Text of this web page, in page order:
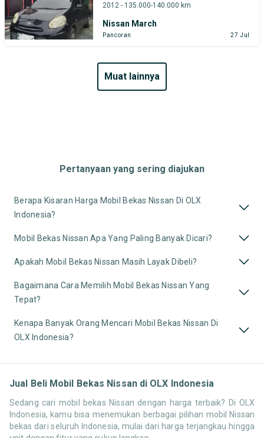
2012 - 135.000-140.000 km
Nissan March
Pancoran 27 Jul
muat lainnya
Pertanyaan yang sering diajukan
Berapa Kisaran Harga Mobil Bekas Nissan Di OLX
Indonesia?
Mobil Bekas Nissan Apa Yang Paling Banyak Dicari?
Apakah Mobil Bekas Nissan Masih Layak Dibeli?
Bagaimana Cara Memilih Mobil Bekas Nissan Yang
Tepat?
Kenapa Banyak Orang Mencari Mobil Bekas Nissan Di
OLX Indonesia?
Jual Beli Mobil Bekas Nissan di OLX Indonesia
Sedang cari mobil bekas Nissan dengan harga terbaik? Di OLX
Indonesia, kamu bisa menemukan berbagai pilihan mobil Nissan
bekas dari seluruh Indonesia, mulai dari harga terjangkau hingga